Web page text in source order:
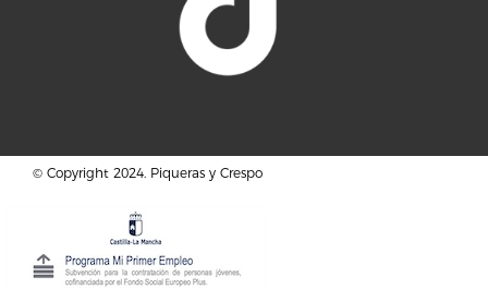
© Copyright 2024. Piqueras y Crespo